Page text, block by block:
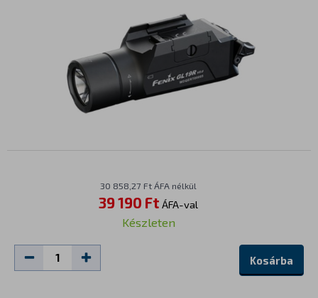
30 858,27 Ft ÁFA nélkül
39 190 Ft ÁFA-val
Készleten
Kosárba